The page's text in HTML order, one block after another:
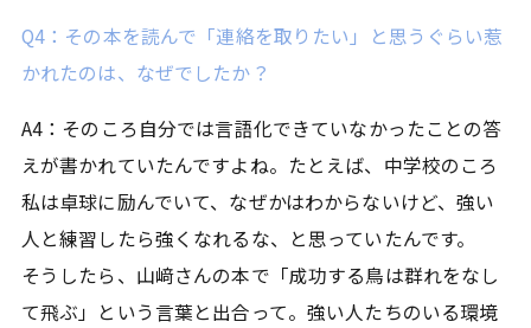
Q4：その本を読んで「連絡を取りたい」と思うぐらい惹
かれたのは、なぜでしたか？
A4：そのころ自分では言語化できていなかったことの答
えが書かれていたんですよね。たとえば、中学校のころ
私は卓球に励んでいて、なぜかはわからないけど、強い
人と練習したら強くなれるな、と思っていたんです。
そうしたら、山﨑さんの本で「成功する鳥は群れをなし
て飛ぶ」という言葉と出合って。強い人たちのいる環境